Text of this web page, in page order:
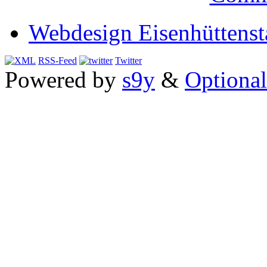
Webdesign
RSS-Feed Twitter
Powered by s9y &